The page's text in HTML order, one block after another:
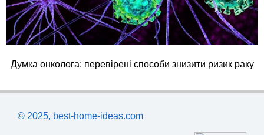
Думка онколога: перевірені способи знизити ризик раку
© 2025, best-home-ideas.com